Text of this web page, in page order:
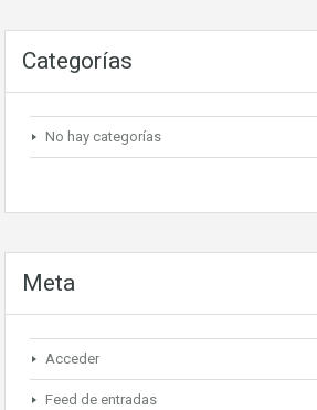
Categorías
No hay categorías
Meta
Acceder
Feed de entradas